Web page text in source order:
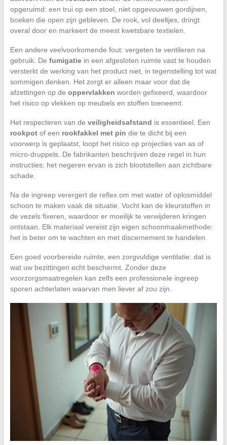
opgeruimd: een trui op een stoel, niet opgevouwen gordijnen,
boeken die open zijn gebleven. De rook, vol deeltjes, dringt
overal door en markeert de meest kwetsbare textielen.
Een andere veelvoorkomende fout: vergeten te ventileren na
gebruik. De fumigatiein een afgesloten ruimte vast te houden
versterkt de werking van het product niet, in tegenstelling tot wat
sommigen denken. Het zorgt er alleen maar voor dat de
afzettingen op de oppervlakken worden gefixeerd, waardoor
het risico op vlekken op meubels en stoffen toeneemt.
Het respecteren van de veiligheidsafstand is essentieel. Een
rookpotof een rookfakkel met pin die te dicht bij een
voorwerp is geplaatst, loopt het risico op projecties van as of
micro-druppels. De fabrikanten beschrijven deze regel in hun
instructies: het negeren ervan is zich blootstellen aan zichtbare
schade.
Na de ingreep verergert de reflex om met water of oplosmiddel
schoon te maken vaak de situatie. Vocht kan de kleurstoffen in
de vezels fixeren, waardoor er moeilijk te verwijderen kringen
ontstaan. Elk materiaal vereist zijn eigen schoonmaakmethode:
het is beter om te wachten en met discernement te handelen.
Een goed voorbereide ruimte, een zorgvuldige ventilatie: dat is
wat uw bezittingen echt beschermt. Zonder deze
voorzorgsmaatregelen kan zelfs een professionele ingreep
sporen achterlaten waarvan men liever af zou zijn.